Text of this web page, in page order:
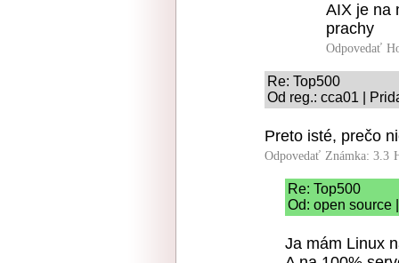
AIX je na
prachy
Odpovedať
Re: Top500
Od reg.: cca01 |
Preto isté, prečo
Odpovedať Známka: 3.3
Re: Top500
Od: open source
Ja mám Linux